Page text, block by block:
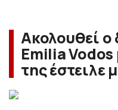
Ακολουθεί ο
Emilia
της έστειλε